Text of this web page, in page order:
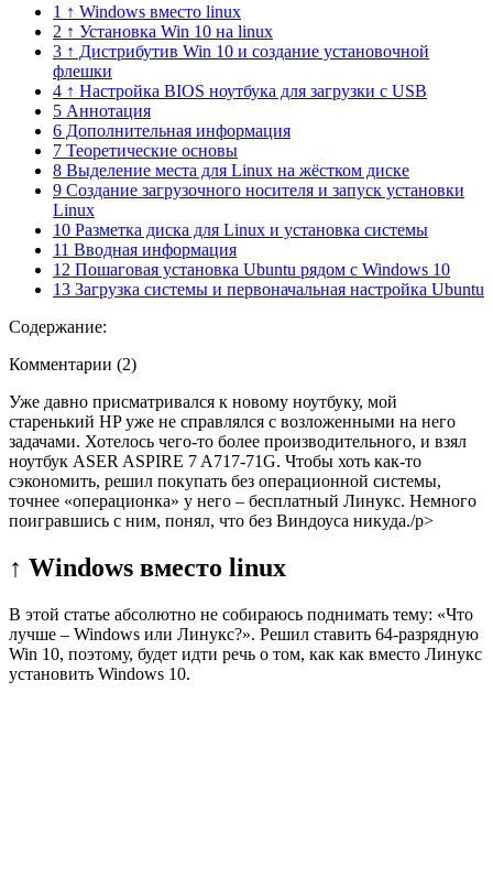
1 ↑ Windows вместо linux
2 ↑ Установка Win 10 на linux
3 ↑ Дистрибутив Win 10 и создание установочной
флешки
4 ↑ Настройка BIOS ноутбука для загрузки с USB
5 Аннотация
6 Дополнительная информация
7 Теоретические основы
8 Выделение места для Linux на жёстком диске
9 Создание загрузочного носителя и запуск установки
Linux
10 Разметка диска для Linux и установка системы
11 Вводная информация
12 Пошаговая установка Ubuntu рядом с Windows 10
13 Загрузка системы и первоначальная настройка Ubuntu
Содержание:
Комментарии (2)
Уже давно присматривался к новому ноутбуку, мой
старенький HP уже не справлялся с возложенными на него
задачами. Хотелось чего-то более производительного, и взял
ноутбук ASER ASPIRE 7 A717-71G. Чтобы хоть как-то
сэкономить, решил покупать без операционной системы,
точнее «операционка» у него – бесплатный Линукс. Немного
поигравшись с ним, понял, что без Виндоуса никуда./p>
↑ Windows вместо linux
В этой статье абсолютно не собираюсь поднимать тему: «Что
лучше – Windows или Линукс?». Решил ставить 64-разрядную
Win 10, поэтому, будет идти речь о том, как как вместо Линукс
установить Windows 10.